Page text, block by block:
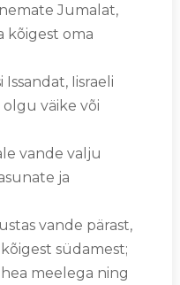
Jumalat,
kõigest oma
Issandat, Iisraeli
väike või
vande valju
ja
vande pärast,
südamest;
meelega ning